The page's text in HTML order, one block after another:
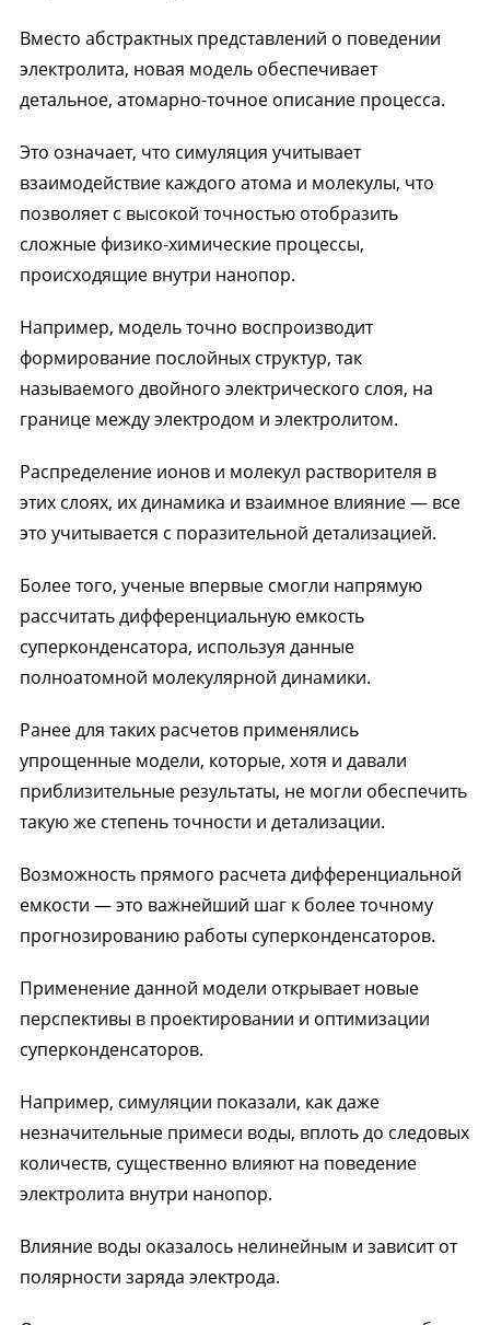
Вместо абстрактных представлений о поведении
электролита, новая модель обеспечивает
детальное, атомарно-точное описание процесса.
Это означает, что симуляция учитывает
взаимодействие каждого атома и молекулы, что
позволяет с высокой точностью отобразить
сложные физико-химические процессы,
происходящие внутри нанопор.
Например, модель точно воспроизводит
формирование послойных структур, так
называемого двойного электрического слоя, на
границе между электродом и электролитом.
Распределение ионов и молекул растворителя в
этих слоях, их динамика и взаимное влияние — все
это учитывается с поразительной детализацией.
Более того, ученые впервые смогли напрямую
рассчитать дифференциальную емкость
суперконденсатора, используя данные
полноатомной молекулярной динамики.
Ранее для таких расчетов применялись
упрощенные модели, которые, хотя и давали
приблизительные результаты, не могли обеспечить
такую же степень точности и детализации.
Возможность прямого расчета дифференциальной
емкости — это важнейший шаг к более точному
прогнозированию работы суперконденсаторов.
Применение данной модели открывает новые
перспективы в проектировании и оптимизации
суперконденсаторов.
Например, симуляции показали, как даже
незначительные примеси воды, вплоть до следовых
количеств, существенно влияют на поведение
электролита внутри нанопор.
Влияние воды оказалось нелинейным и зависит от
полярности заряда электрода.